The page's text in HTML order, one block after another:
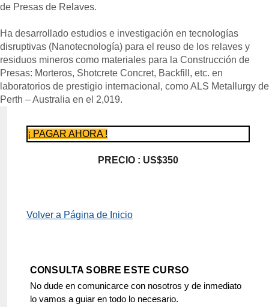
de Presas de Relaves.
Ha desarrollado estudios e investigación en tecnologías
disruptivas (Nanotecnología) para el reuso de los relaves y
residuos mineros como materiales para la Construcción de
Presas: Morteros, Shotcrete Concret, Backfill, etc. en
laboratorios de prestigio internacional, como ALS Metallurgy de
Perth – Australia en el 2,019.
¡ PAGAR AHORA !
PRECIO : US$350
Volver a Página de Inicio
CONSULTA SOBRE ESTE CURSO
No dude en comunicarce con nosotros y de inmediato
lo vamos a guiar en todo lo necesario.